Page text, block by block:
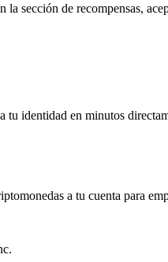
sección de recompensas,
identidad en minutos
a tu cuenta para